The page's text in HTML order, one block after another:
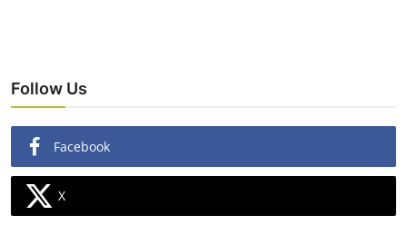
Follow Us
Facebook
X